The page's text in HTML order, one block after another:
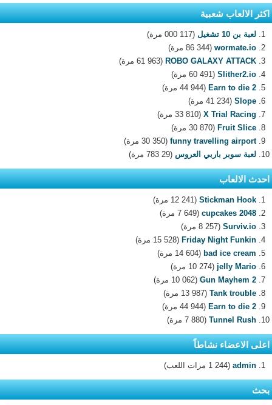
اكثر الالعاب شعبية
لعبة بن 10 تشغيل
(117 000 مرة)
wormate.io (86 344 مرة)
ROBO GALAXY ATTACK (61 963 مرة)
Slither2.io (60 491 مرة)
Earn to die 2 (44 944 مرة)
Slope (41 234 مرة)
X Trial Racing (33 810 مرة)
Fruit Slice (30 870 مرة)
funny travelling airport (30 350 مرة)
لعبة سوبر باربي العروس (29 783 مرة)
احدث الالعاب
Stickman Hook (12 241 مرة)
2048 cupcakes
(7 649 مرة)
Surviv.io (8 257 مرة)
Friday Night Funkin (15 528 مرة)
bad ice cream (14 604 مرة)
jelly Mario (10 274 مرة)
Gun Mayhem 2 (10 062 مرة)
Tank trouble (13 987 مرة)
Earn to die 2 (44 944 مرة)
Tunnel Rush (7 880 مرة)
اعلى الاعضاء نشاطاً
admin (1 244 مرات اللعب)
بحث